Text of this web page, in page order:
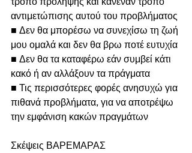
αντιμετώπισης αυτού του προβλήματος
■ Δεν θα μπορέσω να συνεχίσω τη ζωή
μου ομαλά και δεν θα βρω ποτέ ευτυχία
■ Δεν θα τα καταφέρω εάν συμβεί κάτι
κακό ή αν αλλάξουν τα πράγματα
■ Τις περισσότερες φορές ανησυχώ για
πιθανά προβλήματα, για να αποτρέψω
την εμφάνιση κακών πραγμάτων
Σκέψεις ΒΑΡΕΜΑΡΑΣ